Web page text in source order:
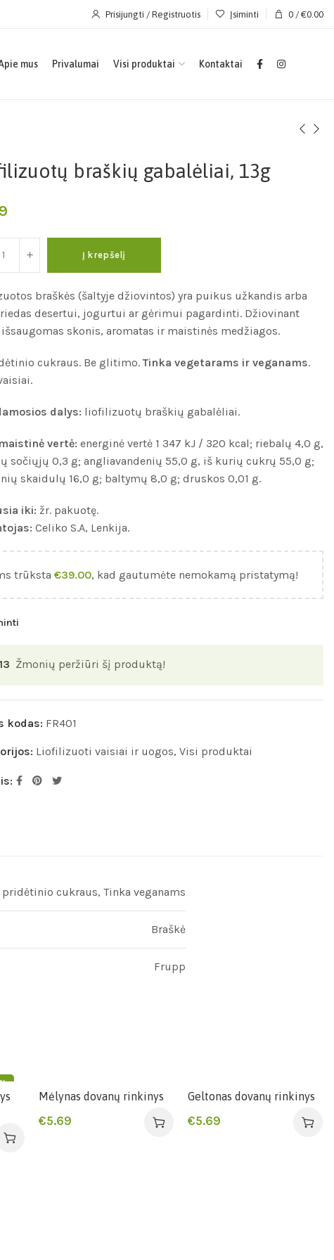
Prisijungti / Registruotis Įsiminti 0 / €0.00
mus Privalumai Visi produktai Kontaktai
braškių gabalėliai, 13g
Į krepšelį
braškės (šaltyje džiovintos) yra puikus užkandis arba
desertui, jogurtui ar gėrimui pagardinti. Džiovinant
skonis, aromatas ir maistinės medžiagos.
cukraus. Be glitimo.Tinka vegetarams ir veganams.
dalys: liofilizuotų braškių gabalėliai.
vertė: energinė vertė 1 347 kJ / 320 kcal; riebalų 4,0 g,
sočiųjų 0,3 g; angliavandenių 55,0 g, iš kurių cukrų 55,0 g;
skaidulų 16,0 g; baltymų 8,0 g; druskos 0,01 g.
iki: žr. pakuotę.
Celiko S.A, Lenkija.
trūksta €39.00, kad gautumėte nemokamą pristatymą!
13 Žmonių peržiūri šį produktą!
kodas: FR401
Liofilizuoti vaisiai ir uogos, Visi produktai
cukraus, Tinka veganams
Braškė
Frupp
Mėlynas dovanų rinkinys
€5.69
Geltonas dovanų rinkinys
€5.69